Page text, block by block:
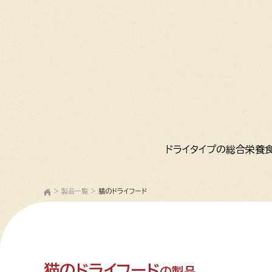
ドライタイプの総合栄養
> 製品一覧 > 猫のドライフード